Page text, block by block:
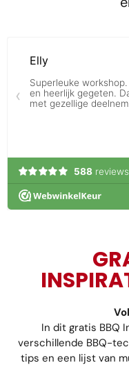
In dit gratis BBQ
verschillende BBQ-
tips en een lijst van